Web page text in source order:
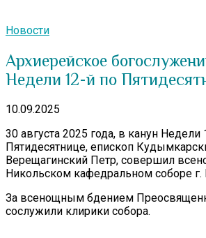
Новости
Архиерейское
Недели 12-й по
10.09.2025
30 августа 2025 года, в канун Недели
Пятидесятнице, епископ
Верещагинский Петр, совершил
Никольском кафедральном соборе
За всенощным бдением
сослужили клирики собора.